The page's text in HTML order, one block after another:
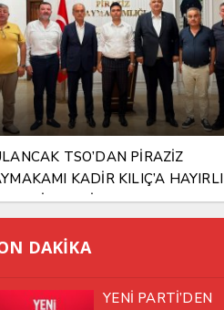
TSO’DAN PİRAZİZ
KADİR KILIÇ’A HAYIRLI
ZİYARETİ
DAKİKA
YENİ PARTİ’DEN